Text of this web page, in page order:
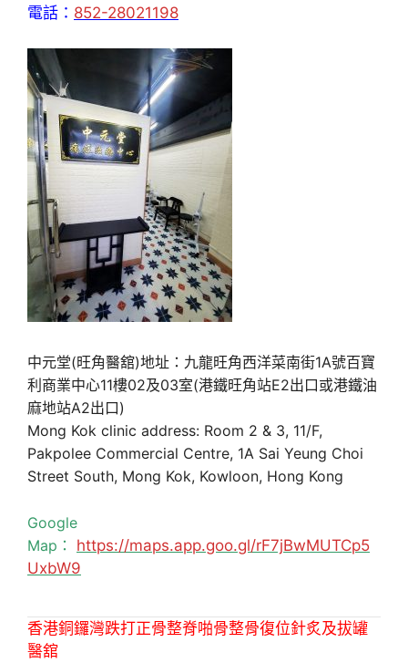
電話： 852-28021198
中元堂(旺角醫舘)地址：九龍旺角西洋菜南街1A號百寶
利商業中心11樓02及03室(港鐵旺角站E2出口或港鐵油
麻地站A2出口)
Mong Kok clinic address: Room 2 & 3, 11/F,
Pakpolee Commercial Centre, 1A Sai Yeung Choi
Street South, Mong Kok, Kowloon, Hong Kong
Google
Map： https://maps.app.goo.gl/rF7jBwMUTCp5
UxbW9
香港銅鑼灣跌打正骨整脊啪骨整骨復位針炙及拔罐
醫舘